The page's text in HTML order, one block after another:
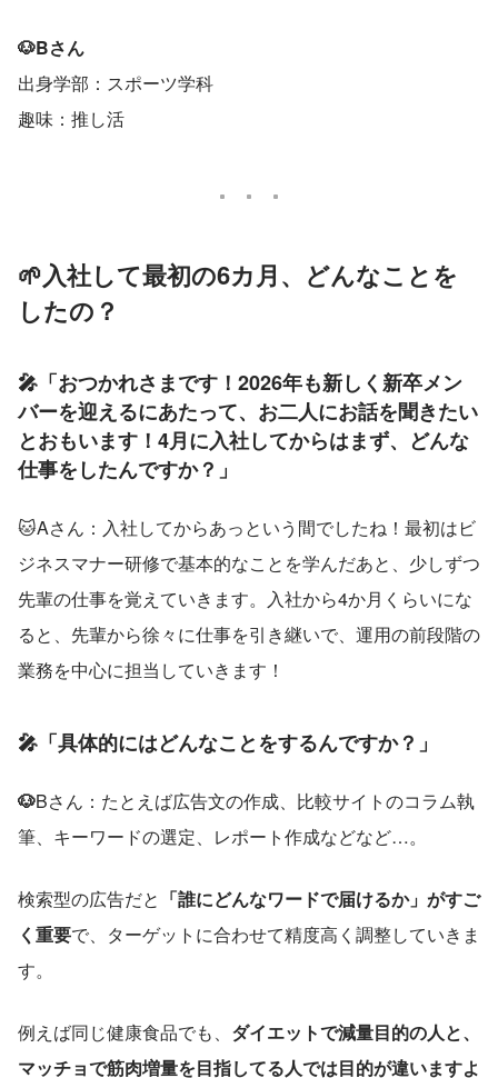
🐶Bさん
出身学部：スポーツ学科
趣味：推し活
🌱入社して最初の6カ月、どんなことを
したの？
🎤「おつかれさまです！2026年も新しく新卒メン
バーを迎えるにあたって、お二人にお話を聞きたい
とおもいます！4月に入社してからはまず、どんな
仕事をしたんですか？」
🐱Aさん：入社してからあっという間でしたね！最初はビ
ジネスマナー研修で基本的なことを学んだあと、少しずつ
先輩の仕事を覚えていきます。入社から4か月くらいにな
ると、先輩から徐々に仕事を引き継いで、運用の前段階の
業務を中心に担当していきます！
🎤 「具体的にはどんなことをするんですか？」
🐶Bさん：たとえば広告文の作成、比較サイトのコラム執
筆、キーワードの選定、レポート作成などなど…。
検索型の広告だと 「誰にどんなワードで届けるか」がすご
く重要で、ターゲットに合わせて精度高く調整していきま
す。
例えば同じ健康食品でも、 ダイエットで減量目的の人と、
マッチョで筋肉増量を目指してる人では目的が違いますよ